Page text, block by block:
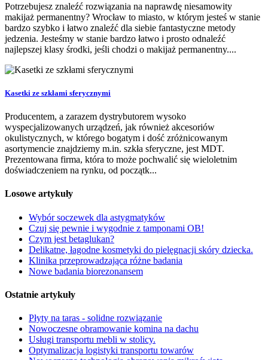
Potrzebujesz znaleźć rozwiązania na naprawdę niesamowity
makijaż permanentny? Wrocław to miasto, w którym jesteś w stanie
bardzo szybko i łatwo znaleźć dla siebie fantastyczne metody
jedzenia. Jesteśmy w stanie bardzo łatwo i prosto odnaleźć
najlepszej klasy środki, jeśli chodzi o makijaż permanentny....
Kasetki ze szkłami sferycznymi
Producentem, a zarazem dystrybutorem wysoko
wyspecjalizowanych urządzeń, jak również akcesoriów
okulistycznych, w którego bogatym i dość zróżnicowanym
asortymencie znajdziemy m.in. szkła sferyczne, jest MDT.
Prezentowana firma, która to może pochwalić się wieloletnim
doświadczeniem na rynku, od początk...
Losowe artykuły
Wybór soczewek dla astygmatyków
Czuj się pewnie i wygodnie z tamponami OB!
Czym jest betaglukan?
Delikatne, łagodne kosmetyki do pielęgnacji skóry dziecka.
Klinika przeprowadzająca różne badania
Nowe badania biorezonansem
Ostatnie artykuły
Płyty na taras - solidne rozwiązanie
Nowoczesne obramowanie komina na dachu
Usługi transportu mebli w stolicy.
Optymalizacja logistyki transportu towarów